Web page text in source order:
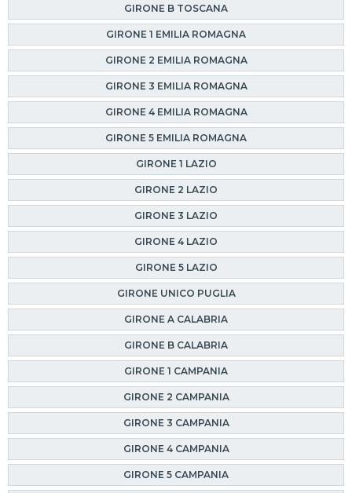
GIRONE B TOSCANA
GIRONE 1 EMILIA ROMAGNA
GIRONE 2 EMILIA ROMAGNA
GIRONE 3 EMILIA ROMAGNA
GIRONE 4 EMILIA ROMAGNA
GIRONE 5 EMILIA ROMAGNA
GIRONE 1 LAZIO
GIRONE 2 LAZIO
GIRONE 3 LAZIO
GIRONE 4 LAZIO
GIRONE 5 LAZIO
GIRONE UNICO PUGLIA
GIRONE A CALABRIA
GIRONE B CALABRIA
GIRONE 1 CAMPANIA
GIRONE 2 CAMPANIA
GIRONE 3 CAMPANIA
GIRONE 4 CAMPANIA
GIRONE 5 CAMPANIA